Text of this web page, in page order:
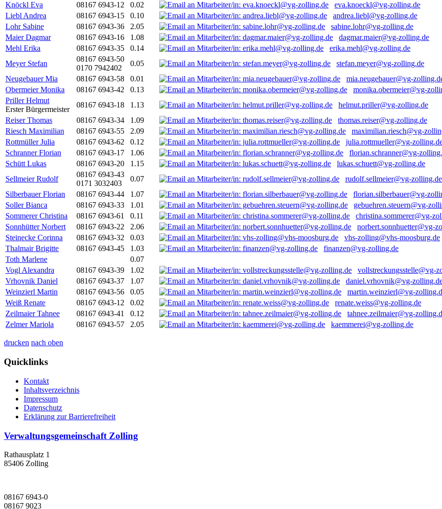
Knöckl Eva
08167 6943-12 0.02
eva.knoeckl@vg-zolling.de
Liebl Andrea
08167 6943-15 0.10
andrea.liebl@vg-zolling.de
Lohr Sabine
08167 6943-36 2.05
sabine.lohr@vg-zolling.de
Maier Dagmar
08167 6943-16 1.08
dagmar.maier@vg-zolling.de
Mehl Erika
08167 6943-35 0.14
erika.mehl@vg-zolling.de
Meyer Stefan
08167 6943-50
0170 7942402
0.05
stefan.meyer@vg-zolling.de
Neugebauer Mia
08167 6943-58 0.01
mia.neugebauer@vg-
Obermeier Monika
08167 6943-42 0.13
monika.obermeier@vg-
Priller Helmut
Erster Bürgermeister
08167 6943-18 1.13
helmut.priller@vg-zolling.de
Reiser Thomas
08167 6943-34 1.09
thomas.reiser@vg-zolling.de
Riesch Maximilian
08167 6943-55 2.09
maximilian.riesch@vg-
Rottmüller Julia
08167 6943-62 0.12
julia.rottmueller@vg-
Schranner Florian
08167 6943-17 1.06
florian.schranner@vg-
Schütt Lukas
08167 6943-20 1.15
lukas.schuett@vg-zolling.de
Sellmeier Rudolf
08167 6943-43
0171 3032403
0.07
rudolf.sellmeier@vg-zolling.de
Silberbauer Florian
08167 6943-44 1.07
florian.silberbauer@vg-
Soller Bianca
08167 6943-33 1.01
gebuehren.steuern@vg-
Sommerer Christina
08167 6943-61 0.11
christina.sommerer@vg-
Sonnhütter Norbert
08167 6943-22 2.06
norbert.sonnhuetter@vg-
Steinecke Corinna
08167 6943-32 0.03
vhs-zolling@vhs-moosburg.de
Thalmair Brigitte
08167 6943-45 1.03
finanzen@vg-zolling.de
Toth Marlene
0.07
Vogl Alexandra
08167 6943-39 1.02
vollstreckungsstelle@vg-
Vrhovnik Daniel
08167 6943-37 1.07
daniel.vrhovnik@vg-
Weinzierl Martin
08167 6943-56 0.05
martin.weinzierl@vg-
Weiß Renate
08167 6943-12 0.02
renate.weiss@vg-zolling.de
Zeilmaier Tahnee
08167 6943-41 0.12
tahnee.zeilmaier@vg-
Zelmer Mariola
08167 6943-57 2.05 kaemmerei@vg-zolling.de
drucken nach oben
Quicklinks
Kontakt
Inhaltsverzeichnis
Impressum
Datenschutz
Erklärung zur Barrierefreiheit
Verwaltungsgemeinschaft Zolling
Rathausplatz 1
85406 Zolling
08167 6943-0
08167 9023